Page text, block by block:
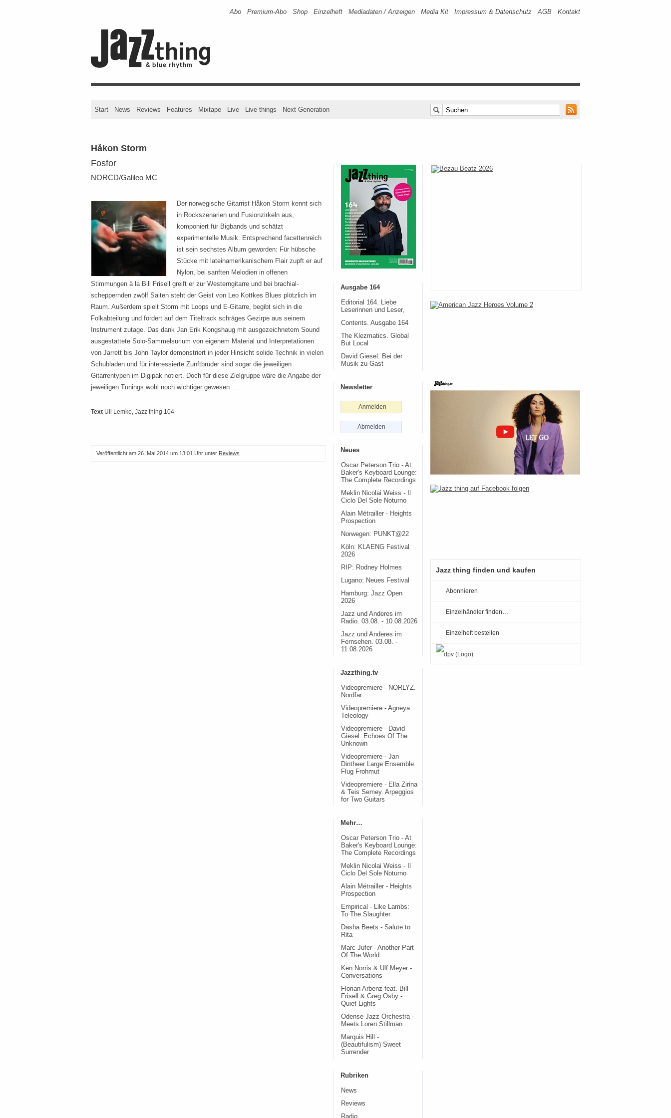
Abo Premium-Abo Shop Einzelheft Mediadaten / Anzeigen Media Kit Impressum & Datenschutz AGB Kontakt
Start News Reviews Features Mixtape Live Live things Next Generation
Håkon Storm
Fosfor
NORCD/Galileo MC
Der norwegische Gitarrist Håkon Storm kennt sich
in Rockszenarien und Fusionzirkeln aus,
komponiert für Bigbands und schätzt
experimentelle Musik. Entsprechend facettenreich
ist sein sechstes Album geworden: Für hübsche
Stücke mit lateinamerikanischem Flair zupft er auf
Nylon, bei sanften Melodien in offenen
Stimmungen à la Bill Frisell greift er zur Westerngitarre und bei brachial-
scheppernden zwölf Saiten steht der Geist von Leo Kottkes Blues plötzlich im
Raum. Außerdem spielt Storm mit Loops und E-Gitarre, begibt sich in die
Folkabteilung und fördert auf dem Titeltrack schräges Gezirpe aus seinem
Instrument zutage. Das dank Jan Erik Kongshaug mit ausgezeichnetem Sound
ausgestattete Solo-Sammelsurium von eigenem Material und Interpretationen
von Jarrett bis John Taylor demonstriert in jeder Hinsicht solide Technik in vielen
Schubladen und für interessierte Zunftbrüder sind sogar die jeweiligen
Gitarrentypen im Digipak notiert. Doch für diese Zielgruppe wäre die Angabe der
jeweiligen Tunings wohl noch wichtiger gewesen …
Text Uli Lemke, Jazz thing 104
Veröffentlicht am 26. Mai 2014 um 13:01 Uhr unter Reviews
Ausgabe 164
Editorial 164. Liebe
Leserinnen und Leser,
Contents. Ausgabe 164
The Klezmatics. Global
But Local
David Giesel. Bei der
Musik zu Gast
Newsletter
Anmelden
Abmelden
Neues
Oscar Peterson Trio - At
Baker's Keyboard Lounge:
The Complete Recordings
Meklin Nicolai Weiss - Il
Ciclo Del Sole Noturno
Alain Métrailler - Heights
Prospection
Norwegen: PUNKT@22
Köln: KLAENG Festival
2026
RIP: Rodney Holmes
Lugano: Neues Festival
Hamburg: Jazz Open
2026
Jazz und Anderes im
Radio. 03.08. - 10.08.2026
Jazz und Anderes im
Fernsehen. 03.08. -
11.08.2026
Jazzthing.tv
Videopremiere - NORLYZ.
Nordfar
Videopremiere - Agneya.
Teleology
Videopremiere - David
Giesel. Echoes Of The
Unknown
Videopremiere - Jan
Dintheer Large Ensemble.
Flug Frohmut
Videopremiere - Ella Zirina
& Teis Semey. Arpeggios
for Two Guitars
Mehr…
Oscar Peterson Trio - At
Baker's Keyboard Lounge:
The Complete Recordings
Meklin Nicolai Weiss - Il
Ciclo Del Sole Noturno
Alain Métrailler - Heights
Prospection
Empirical - Like Lambs:
To The Slaughter
Dasha Beets - Salute to
Rita
Marc Jufer - Another Part
Of The World
Ken Norris & Ulf Meyer -
Conversations
Florian Arbenz feat. Bill
Frisell & Greg Osby -
Quiet Lights
Odense Jazz Orchestra -
Meets Loren Stillman
Marquis Hill -
(Beautifulism) Sweet
Surrender
Rubriken
News
Reviews
Radio
Jazz thing finden und kaufen
Abonnieren
Einzelhändler finden…
Einzelheft bestellen